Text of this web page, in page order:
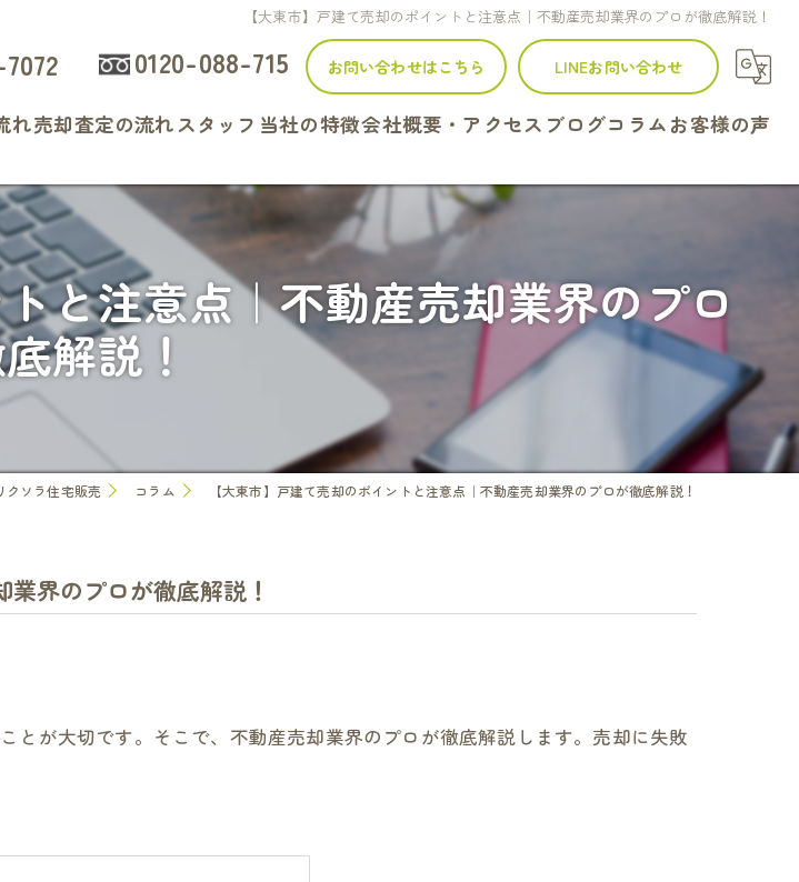
【大東市】戸建て売却のポイントと注意点｜不動産売却業界のプロが徹底解説！
0120-088-715 お問い合わせはこちら LINEお問い合わせ
れ売却査定の流れスタッフ 当社の特徴
戸建て
マンション
土地
査定
会社概要・アクセス ブログコラム お客様の声
と注意点｜不動産売却業界のプロ
解説！
クソラ住宅販売 コラム 【大東市】戸建て売却のポイントと注意点｜不動産売却業界のプロが徹底解説！
業界のプロが徹底解説！
が大切です。そこで、不動産売却業界のプロが徹底解説します。売却に失敗